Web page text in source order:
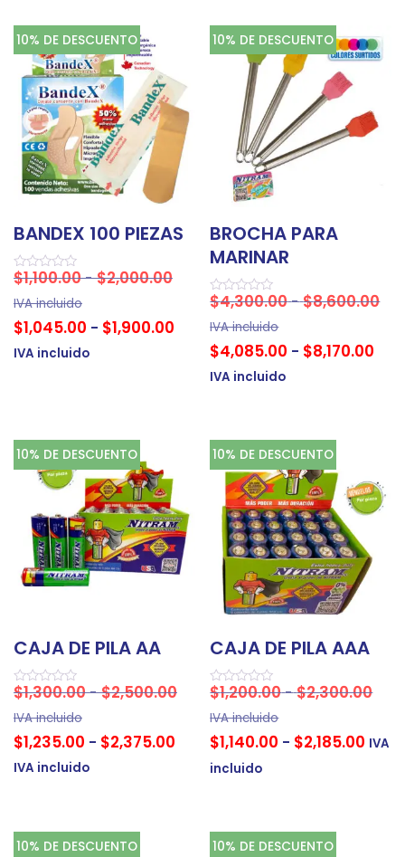
10% DE DESCUENTO
BANDEX 100 PIEZAS
Valorado
0
5
$1,100.00-$2,000.00
IVA incluido
$1,045.00 - $1,900.00
IVA incluido
10% DE DESCUENTO
BROCHA PARA
MARINAR
Valorado
0
5
$4,300.00-$8,600.00
IVA incluido
$4,085.00 - $8,170.00
IVA incluido
10% DE DESCUENTO
CAJA DE PILA AA
Valorado
0
5
$1,300.00-$2,500.00
IVA incluido
$1,235.00 - $2,375.00
IVA incluido
10% DE DESCUENTO
CAJA DE PILA AAA
Valorado
0
5
$1,200.00-$2,300.00
IVA incluido
$1,140.00 - $2,185.00 IVA
incluido
10% DE DESCUENTO 10% DE DESCUENTO